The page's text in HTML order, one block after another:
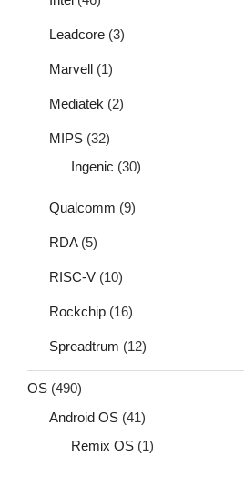
Leadcore (3)
Marvell (1)
Mediatek (2)
MIPS (32)
Ingenic (30)
Qualcomm (9)
RDA(5)
RISC-V (10)
Rockchip (16)
Spreadtrum (12)
OS (490)
Android OS (41)
Remix OS (1)